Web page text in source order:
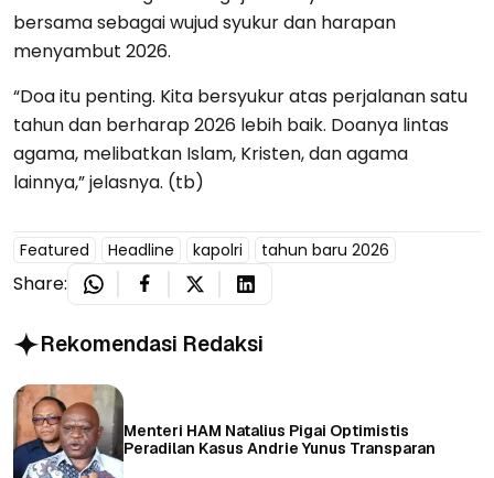
bersama sebagai wujud syukur dan harapan
menyambut 2026.
“Doa itu penting. Kita bersyukur atas perjalanan satu
tahun dan berharap 2026 lebih baik. Doanya lintas
agama, melibatkan Islam, Kristen, dan agama
lainnya,” jelasnya. (tb)
Featured Headline kapolri tahun baru 2026
Share:
Rekomendasi Redaksi
Menteri HAM Natalius Pigai Optimistis
Peradilan Kasus Andrie Yunus Transparan